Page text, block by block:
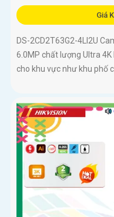
Giá
DS-2CD2T63G2-4LI2U
6.0MP chất lượng Ultra
cho khu vực như khu phố